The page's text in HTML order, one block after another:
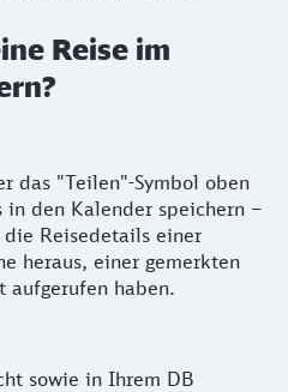
Reise im
das "Teilen"-Symbol oben
den Kalender speichern –
die Reisedetails einer
heraus, einer gemerkten
aufgerufen haben.
sowie in Ihrem DB